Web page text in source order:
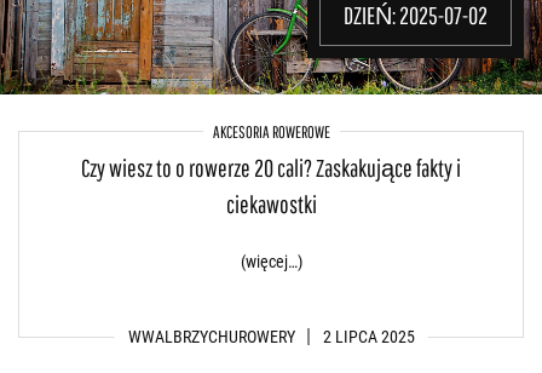
DZIEŃ:2025-07-02
AKCESORIA ROWEROWE
Czy wiesz to o rowerze 20 cali? Zaskakujące fakty i
ciekawostki
WWALBRZYCHUROWERY 2 LIPCA 2025
(więcej…)